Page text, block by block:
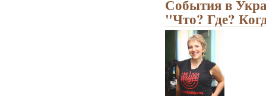
События в
"Что? Где?